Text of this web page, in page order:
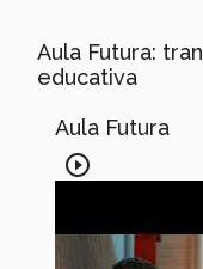
Aula Futura:
educativa
Aula Futura
play_circle_outline